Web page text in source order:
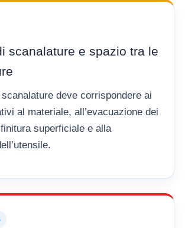
scanalature e spazio tra le
deve corrispondere ai
al materiale, all’evacuazione dei
superficiale e alla